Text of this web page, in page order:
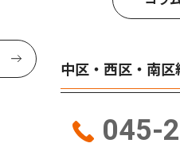
中区・西区・南区
045-